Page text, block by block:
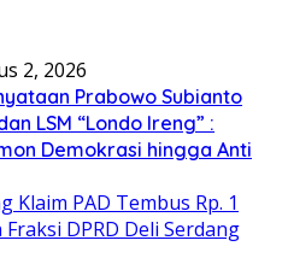
2, 2026
Prabowo Subianto
LSM “Londo Ireng” :
Demokrasi hingga Anti